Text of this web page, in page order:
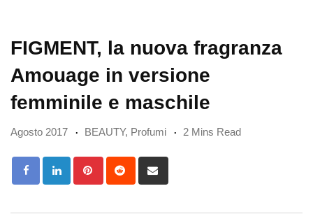
FIGMENT, la nuova fragranza
Amouage in versione
femminile e maschile
Agosto 2017 BEAUTY, Profumi 2 Mins Read
PinterestReddit
via